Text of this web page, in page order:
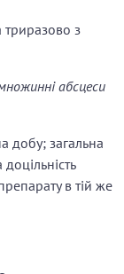
триразово з
абсцеси
добу; загальна
в тій же